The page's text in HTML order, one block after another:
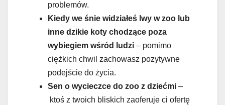
problemów.
Kiedy we śnie widziałeś lwy w zoo lub
inne dzikie koty chodzące poza
wybiegiem wśród ludzi – pomimo
ciężkich chwil zachowasz pozytywne
podejście do życia.
Sen o wycieczce do zoo z dziećmi –
ktoś z twoich bliskich zaoferuje ci ofertę